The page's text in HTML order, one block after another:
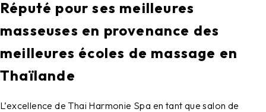
Réputé pour ses meilleures
masseuses en provenance des
meilleures écoles de massage en
Thaïlande
L’excellence de Thai Harmonie Spa en tant quesalon de